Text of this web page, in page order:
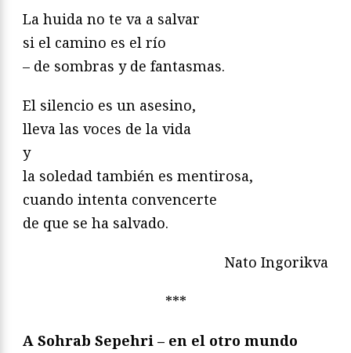
La huida no te va a salvar
si el camino es el río
– de sombras y de fantasmas.
El silencio es un asesino,
lleva las voces de la vida
y
la soledad también es mentirosa,
cuando intenta convencerte
de que se ha salvado.
Nato Ingorikva
***
A Sohrab Sepehri – en el otro mundo